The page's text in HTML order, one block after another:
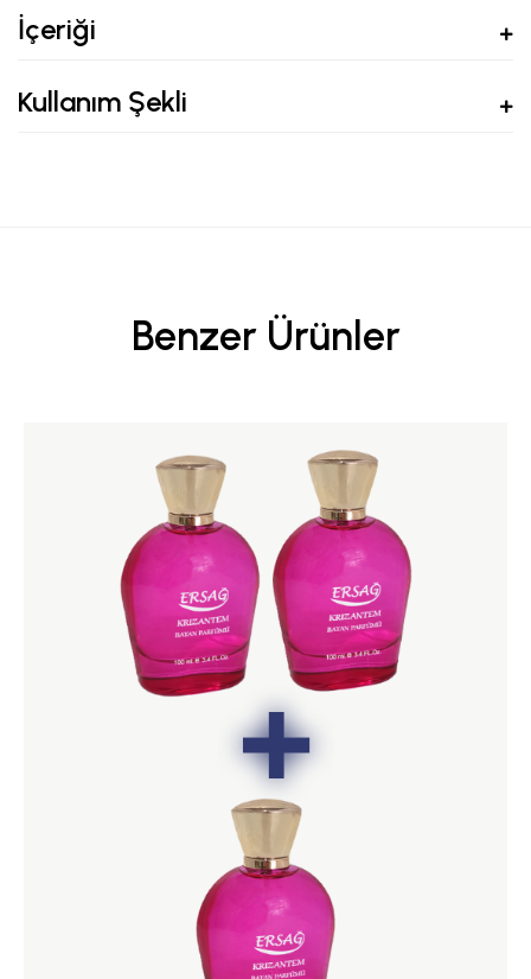
İçeriği
Kullanım Şekli
Benzer Ürünler